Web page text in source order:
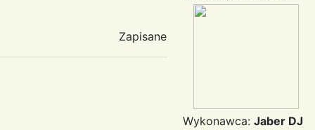
Zapisane
Wykonawca: Jaber DJ